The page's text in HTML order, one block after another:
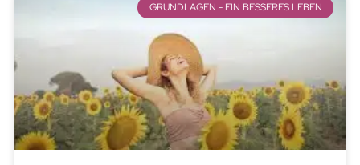
GRUNDLAGEN - EIN BESSERES LEBEN